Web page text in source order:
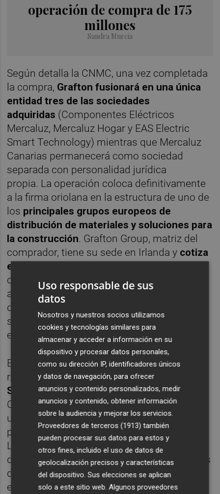
operación de compra de 175
millones
Sandra Murcia
Según detalla la CNMC, una vez completada
la compra, Grafton fusionará en una única
entidad tres de las sociedades
adquiridas (Componentes Eléctricos
Mercaluz, Mercaluz Hogar y EAS Electric
Smart Technology) mientras que Mercaluz
Canarias permanecerá como sociedad
separada con personalidad jurídica
propia. La operación coloca definitivamente
a la firma oriolana en la estructura de uno de
los principales grupos europeos de
distribución de materiales y soluciones para
la construcción. Grafton Group, matriz del
comprador, tiene su sede en Irlanda y cotiza
en la Bolsa de Londres
centra en la fabricación y suministro de
artículos para la construcción y en la
distribución mayorista de materiales,
sistemas de climatización y soluciones
eléctricas.
En la Península Ibérica, el grupo ya había
reforzado su presencia con lacompra de
Salvador Escoda en 2024. Precisamente, la
CNMC identifica a Salvador Escoda como
una de las sociedades que forman parte del
perímetro operativo de Grafton en España.
La compañía desarrolla actividad en
distribución de productos para instalaciones
de climatización, agua, gas, electricidad y
energías renovables, además de prestar
Uso responsable de sus
datos
Nosotros y nuestros socios utilizamos
cookies y tecnologías similares para
almacenar y acceder a información en su
dispositivo y procesar datos personales,
como su dirección IP, identificadores únicos
y datos de navegación, para ofrecer
anuncios y contenido personalizados, medir
anuncios y contenido, obtener información
sobre la audiencia y mejorar los servicios.
Proveedores de terceros (1913) también
pueden procesar sus datos para estos y
otros fines, incluido el uso de datos de
geolocalización precisos y características
del dispositivo. Sus elecciones se aplican
solo a este sitio web. Algunos proveedores